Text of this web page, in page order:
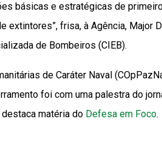
básicas e estratégicas de
extintores”, frisa, à Agência, Major
de Bombeiros (CIEB).
de Caráter Naval
foi com uma palestra do
matéria do Defesa em Foco.